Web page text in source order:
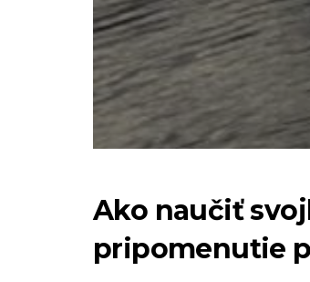
Ako naučiť
pripomenutie